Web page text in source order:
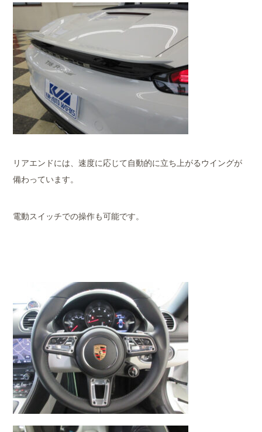
リアエンドには、速度に応じて自動的に立ち上がるウイングが
備わっています。
電動スイッチでの操作も可能です。